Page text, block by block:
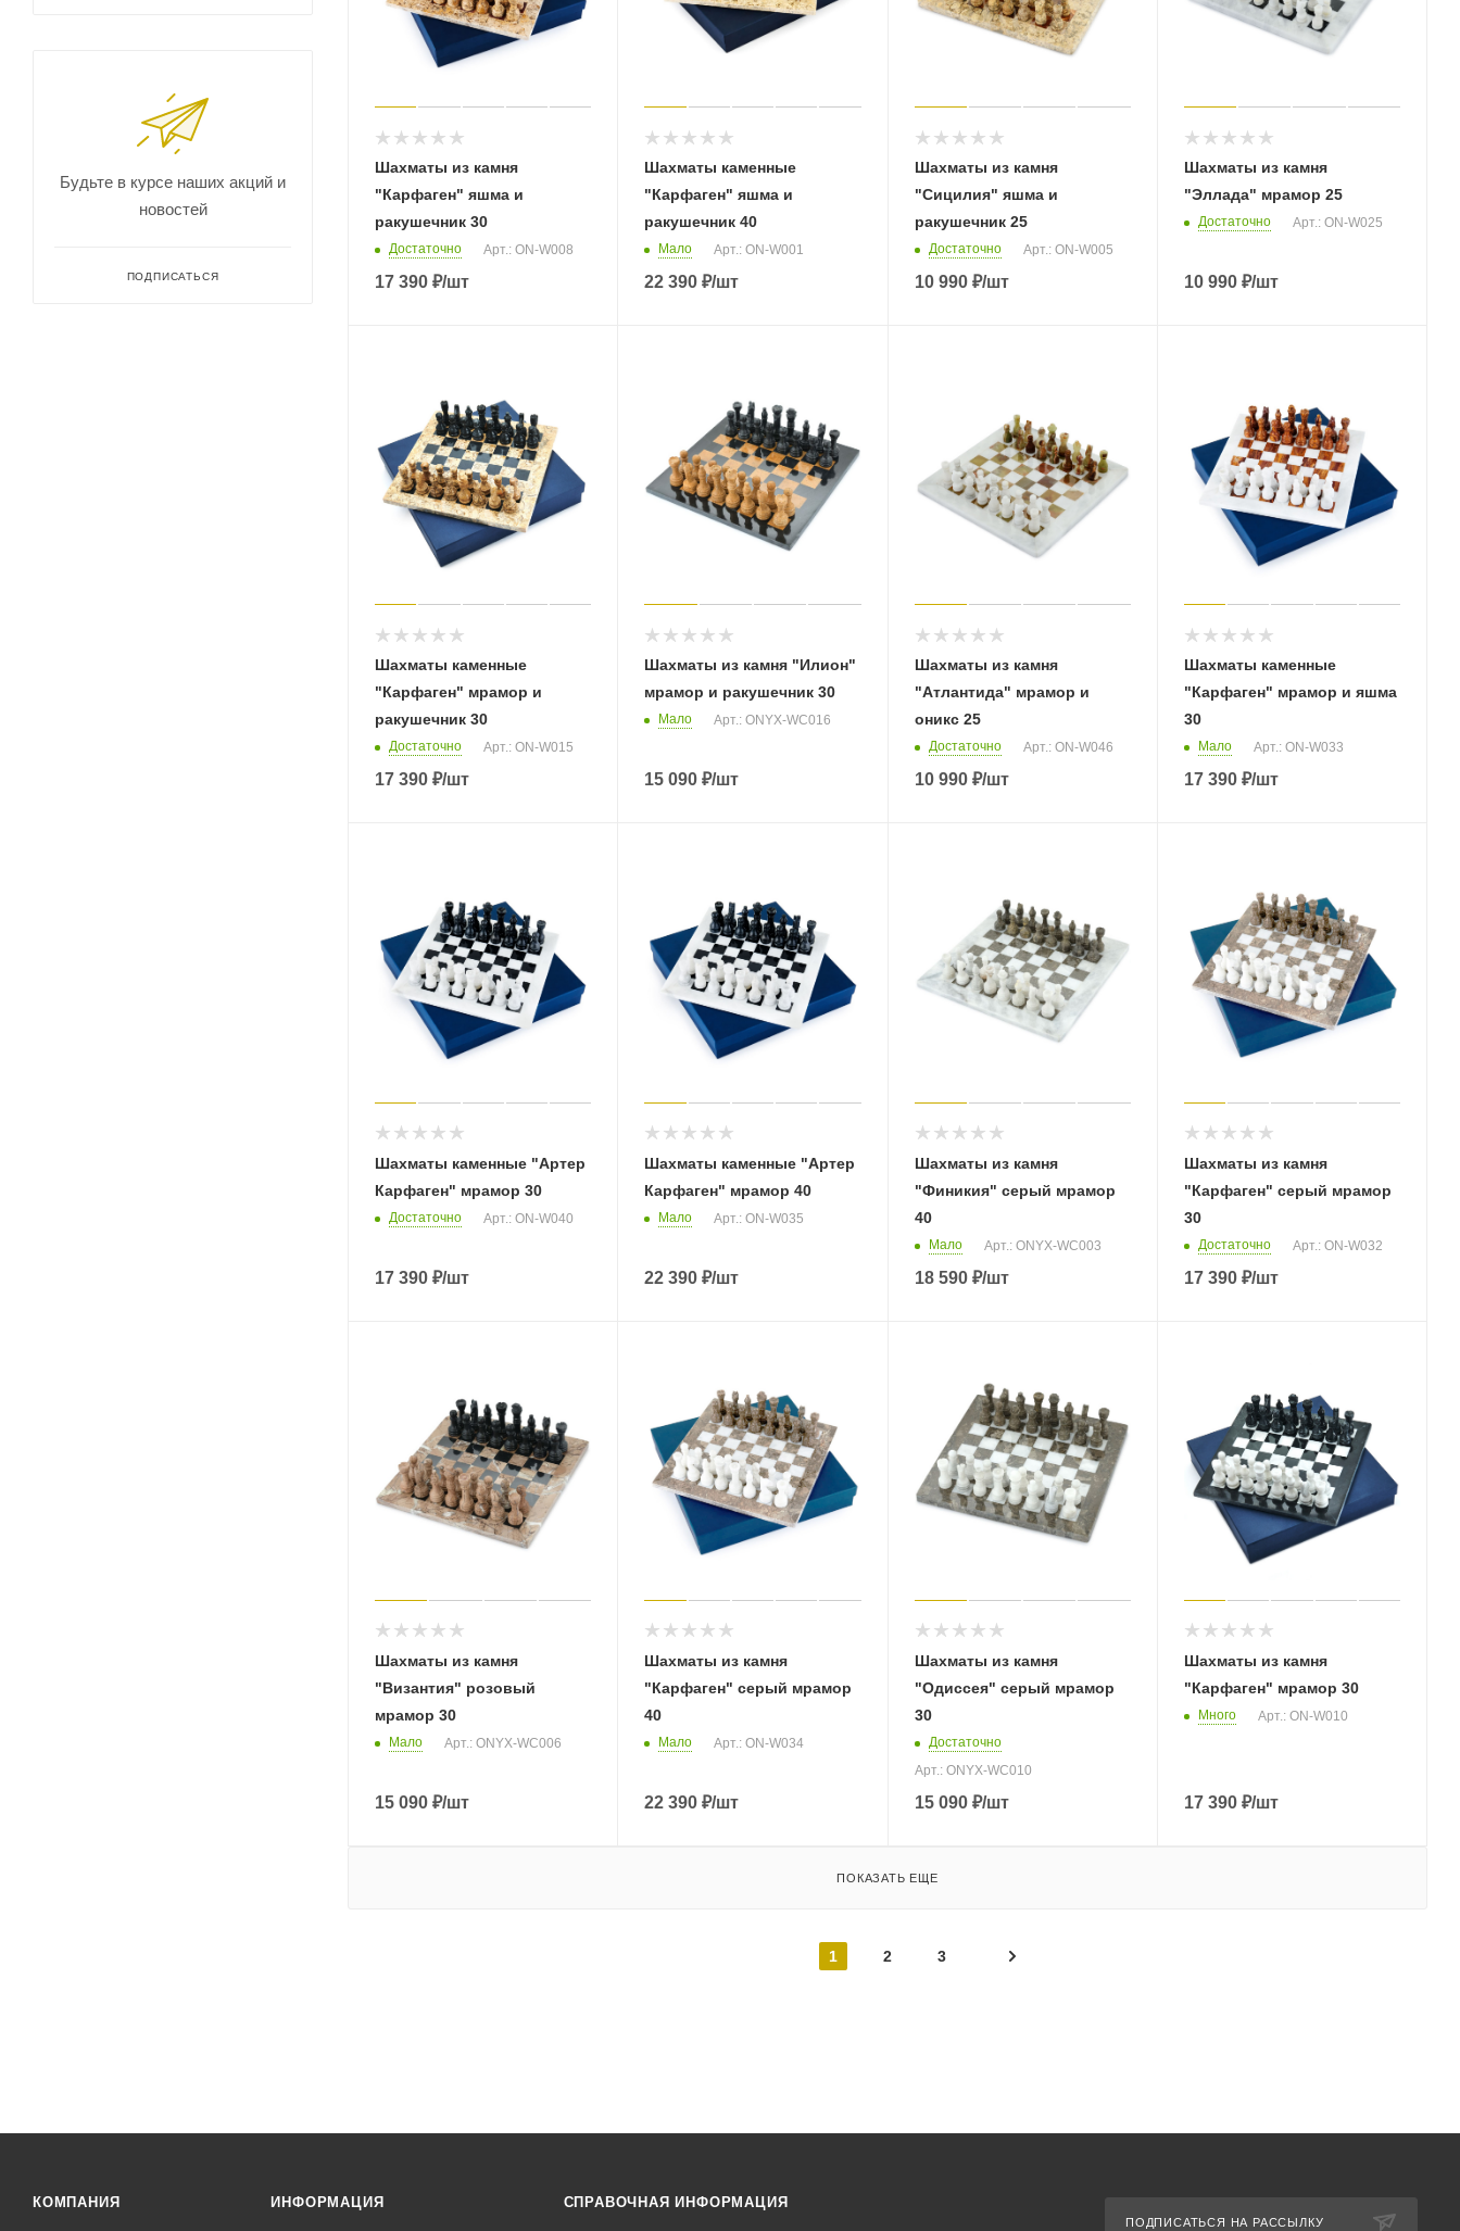
Шахматы из камня
"Карфаген" яшма и
ракушечник 30
Достаточно Арт.: ON-W008
17 390 ₽/шт
Шахматы каменные
"Карфаген" яшма и
ракушечник 40
Мало Арт.: ON-W001
22 390 ₽/шт
Шахматы из камня
"Сицилия" яшма и
ракушечник 25
Достаточно Арт.: ON-W005
10 990₽/шт
Шахматы из камня
"Эллада" мрамор 25
Достаточно Арт.: ON-W025
10 990₽/шт
Шахматы каменные
"Карфаген" мрамор и
ракушечник 30
Достаточно Арт.: ON-W015
17 390 ₽/шт
Шахматы из камня "Илион"
мрамор и ракушечник 30
Мало Арт.: ONYX-WC016
15 090 ₽/шт
Шахматы из камня
"Атлантида" мрамор и
оникс 25
Достаточно Арт.: ON-W046
10 990₽/шт
Шахматы каменные
"Карфаген" мрамор и яшма
30
Мало Арт.: ON-W033
17 390₽/шт
Шахматы каменные "Артер
Карфаген" мрамор 30
Достаточно Арт.: ON-W040
17 390 ₽/шт
Шахматы каменные "Артер
Карфаген" мрамор 40
Мало Арт.: ON-W035
22 390 ₽/шт
Шахматы из камня
"Финикия" серый мрамор
40
Мало Арт.: ONYX-WC003
18 590₽/шт
Шахматы из камня
"Карфаген" серый мрамор
30
Достаточно Арт.: ON-W032
17 390₽/шт
Шахматы из камня
"Византия" розовый
мрамор 30
Мало Арт.: ONYX-WC006
15 090 ₽/шт
Шахматы из камня
"Карфаген" серый мрамор
40
Мало Арт.: ON-W034
22 390 ₽/шт
Шахматы из камня
"Одиссея" серый мрамор
30
Достаточно
Арт.: ONYX-WC010
15 090₽/шт
Шахматы из камня
"Карфаген" мрамор 30
Много Арт.: ON-W010
17 390₽/шт
ПОКАЗАТЬ ЕЩЕ
1 2 3
Будьте в курсе наших акций и
новостей
ПОДПИСАТЬСЯ
КОМПАНИЯ ИНФОРМАЦИЯ СПРАВОЧНАЯ ИНФОРМАЦИЯ
ПОДПИСАТЬСЯ НА РАССЫЛКУ